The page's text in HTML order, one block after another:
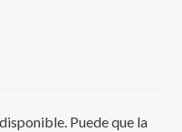
Puede que la